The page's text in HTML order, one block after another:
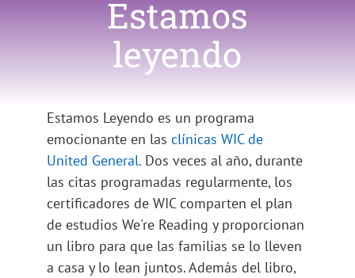
Estamos
leyendo
Estamos Leyendo es un programa
emocionante en lasclínicas WIC de
United General. Dos veces al año, durante
las citas programadas regularmente, los
certificadores de WIC comparten el plan
de estudios We're Reading y proporcionan
un libro para que las familias se lo lleven
a casa y lo lean juntos. Además del libro,